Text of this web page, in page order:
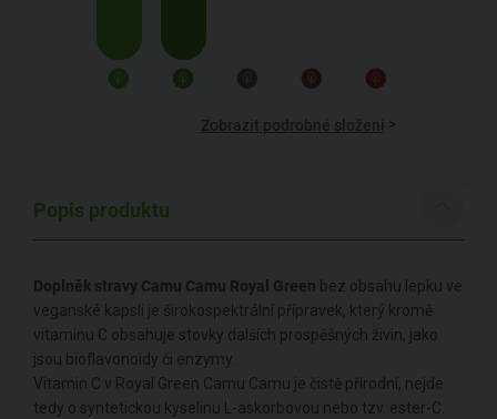
Zobrazit podrobné složení >
Popis produktu
Doplněk stravy Camu Camu Royal Green bez obsahu lepku ve
veganské kapsli je širokospektrální přípravek, který kromě
vitaminu C obsahuje stovky dalších prospěšných živin, jako
jsou bioflavonoidy či enzymy.
Vitamin C v Royal Green Camu Camu je čistě přírodní, nejde
tedy o syntetickou kyselinu L-askorbovou nebo tzv. ester-C.